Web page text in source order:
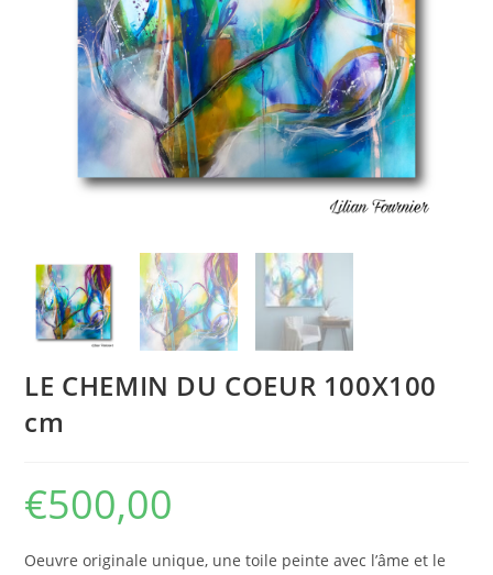
LE CHEMIN DU COEUR 100X100
cm
€500,00
Oeuvre originale unique, une toile peinte avec l’âme et le